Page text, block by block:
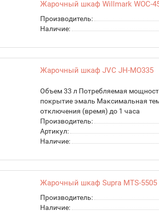
Жарочный шкаф Willmark WOC-
Производитель:
Наличие:
Жарочный шкаф JVC JH-MO335
Объем 33 л Потребляемая
покрытие эмаль Максимальная
отключения (время) до 1 часа
Производитель:
Артикул:
Наличие:
Жарочный шкаф Supra MTS-5505
Производитель:
Наличие: